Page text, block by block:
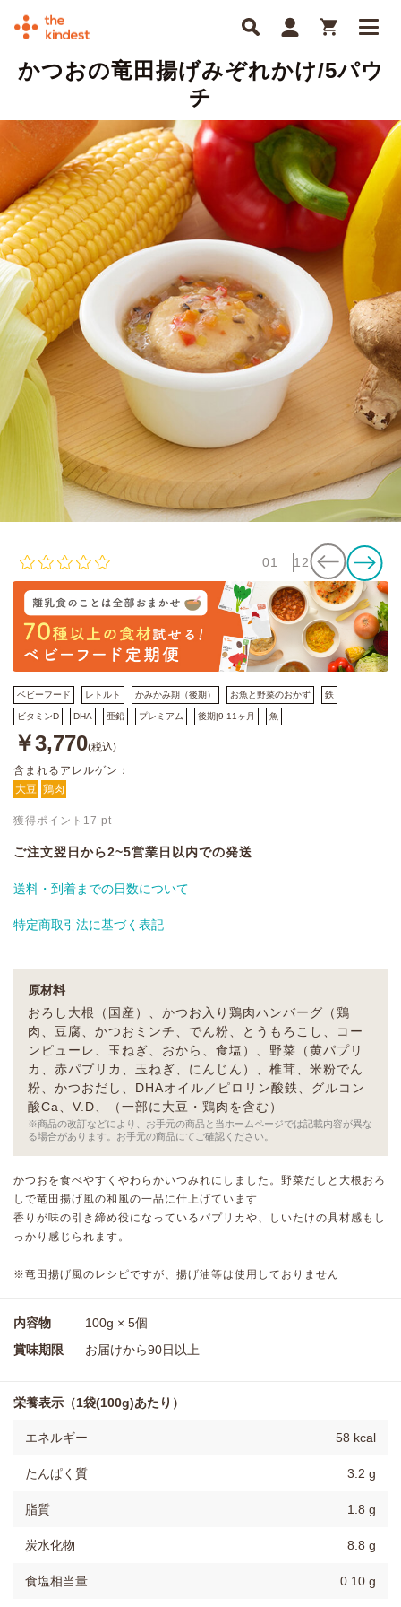
かつおの竜田揚げみぞれかけ/5パウ
チ
01 12
ベビーフード レトルト かみかみ期（後期） お魚と野菜のおかず 鉄
ビタミンD DHA 亜鉛 プレミアム 後期|9-11ヶ月 魚
￥3,770(税込)
含まれるアレルゲン：
大豆 鶏肉
獲得ポイント 17 pt
ご注文翌日から2~5営業日以内での発送
送料・到着までの日数について
特定商取引法に基づく表記
原材料
おろし大根（国産）、かつお入り鶏肉ハンバーグ（鶏
肉、豆腐、かつおミンチ、でん粉、とうもろこし、コー
ンピューレ、玉ねぎ、おから、食塩）、野菜（黄パプリ
カ、赤パプリカ、玉ねぎ、にんじん）、椎茸、米粉でん
粉、かつおだし、DHAオイル／ピロリン酸鉄、グルコン
酸Ca、V.D、（一部に大豆・鶏肉を含む）
※商品の改訂などにより、お手元の商品と当ホームページでは記載内容が異な
る場合があります。お手元の商品にてご確認ください。
かつおを食べやすくやわらかいつみれにしました。野菜だしと大根おろ
しで竜田揚げ風の和風の一品に仕上げています
香りが味の引き締め役になっているパプリカや、しいたけの具材感もし
っかり感じられます。
※竜田揚げ風のレシピですが、揚げ油等は使用しておりません
内容物
100g × 5個
賞味期限
お届けから90日以上
栄養表示（1袋(100g)あたり）
エネルギー 58 kcal
たんぱく質 3.2 g
脂質 1.8 g
炭水化物 8.8 g
食塩相当量 0.10 g